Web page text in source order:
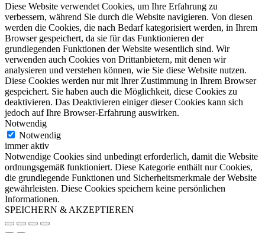
Diese Website verwendet Cookies, um Ihre Erfahrung zu
verbessern, während Sie durch die Website navigieren. Von diesen
werden die Cookies, die nach Bedarf kategorisiert werden, in Ihrem
Browser gespeichert, da sie für das Funktionieren der
grundlegenden Funktionen der Website wesentlich sind. Wir
verwenden auch Cookies von Drittanbietern, mit denen wir
analysieren und verstehen können, wie Sie diese Website nutzen.
Diese Cookies werden nur mit Ihrer Zustimmung in Ihrem Browser
gespeichert. Sie haben auch die Möglichkeit, diese Cookies zu
deaktivieren. Das Deaktivieren einiger dieser Cookies kann sich
jedoch auf Ihre Browser-Erfahrung auswirken.
Notwendig
Notwendig
immer aktiv
Notwendige Cookies sind unbedingt erforderlich, damit die Website
ordnungsgemäß funktioniert. Diese Kategorie enthält nur Cookies,
die grundlegende Funktionen und Sicherheitsmerkmale der Website
gewährleisten. Diese Cookies speichern keine persönlichen
Informationen.
SPEICHERN & AKZEPTIEREN